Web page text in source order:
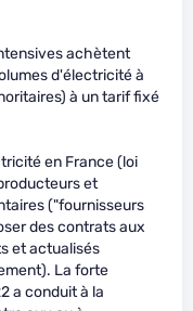
achètent
d'électricité à
à un tarif fixé
en France (loi
et
("fournisseurs
des contrats aux
et actualisés
La forte
a conduit à la